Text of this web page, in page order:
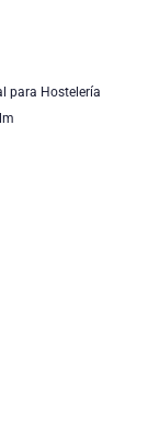
para Hostelería